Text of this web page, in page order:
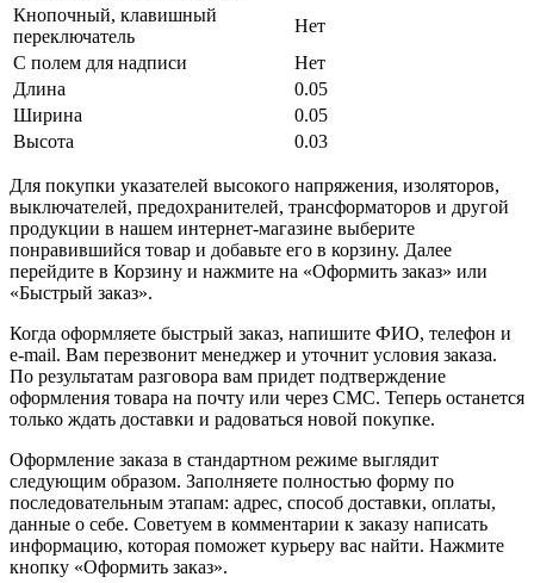
Кнопочный, клавишный
переключатель
Нет
С полем для надписи
Нет
Длина
0.05
Ширина
0.05
Высота
0.03
Для покупки указателей высокого напряжения, изоляторов,
выключателей, предохранителей, трансформаторов и другой
продукции в нашем интернет-магазине выберите
понравившийся товар и добавьте его в корзину. Далее
перейдите в Корзину и нажмите на «Оформить заказ» или
«Быстрый заказ».
Когда оформляете быстрый заказ, напишите ФИО, телефон и
e-mail. Вам перезвонит менеджер и уточнит условия заказа.
По результатам разговора вам придет подтверждение
оформления товара на почту или через СМС. Теперь останется
только ждать доставки и радоваться новой покупке.
Оформление заказа в стандартном режиме выглядит
следующим образом. Заполняете полностью форму по
последовательным этапам: адрес, способ доставки, оплаты,
данные о себе. Советуем в комментарии к заказу написать
информацию, которая поможет курьеру вас найти. Нажмите
кнопку «Оформить заказ».